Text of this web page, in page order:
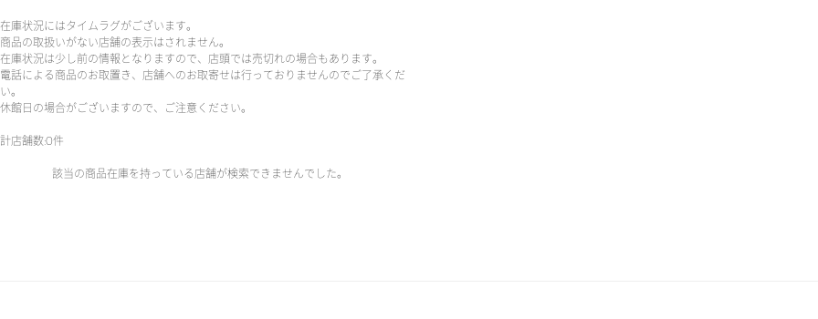
庫状況にはタイムラグがございます。
品の取扱いがない店舗の表示はされません。
庫状況は少し前の情報となりますので、店頭では売切れの場合もあります。
話による商品のお取置き、店舗へのお取寄せは行っておりませんのでご了承くだ
。
館日の場合がございますので、ご注意ください。
店舗数:0件
該当の商品在庫を持っている店舗が検索できませんでした。